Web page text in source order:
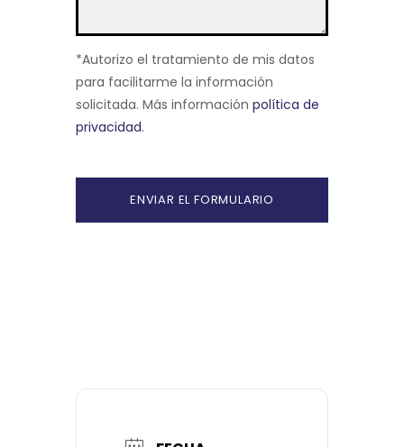
*Autorizo el tratamiento de mis datos
para facilitarme la información
solicitada. Más información política de
privacidad.
t